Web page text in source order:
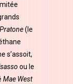
Pratone(le
s’assoit,
ou le
Mae West